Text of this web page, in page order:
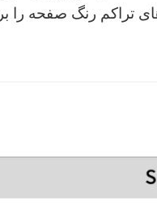
تراکم رنگ صفحه را